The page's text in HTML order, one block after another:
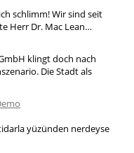
schlimm! Wir sind seit
Herr Dr. Mac Lean…
klingt doch nach
Die Stadt als
yüzünden nerdeyse